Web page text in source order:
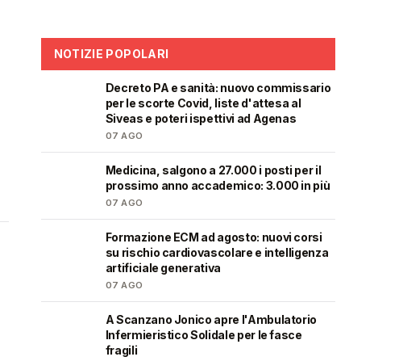
NOTIZIE POPOLARI
Decreto PA e sanità: nuovo commissario
per le scorte Covid, liste d'attesa al
Siveas e poteri ispettivi ad Agenas
07 AGO
Medicina, salgono a 27.000 i posti per il
prossimo anno accademico: 3.000 in più
07 AGO
Formazione ECM ad agosto: nuovi corsi
su rischio cardiovascolare e intelligenza
artificiale generativa
07 AGO
A Scanzano Jonico apre l'Ambulatorio
Infermieristico Solidale per le fasce
fragili